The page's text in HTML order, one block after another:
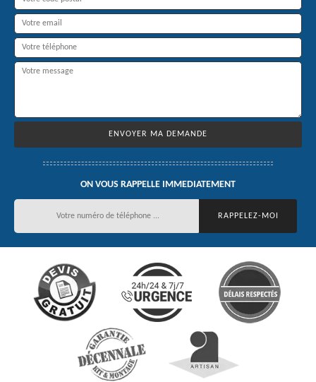
ON VOUS RAPPELLE IMMEDIATEMENT